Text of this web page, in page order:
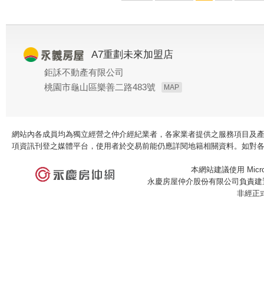
A7重劃未來加盟店
鉅訸不動產有限公司
桃園市龜山區樂善二路483號
MAP
網站內各成員均為獨立經營之仲介經紀業者，各家業者提供之服務項目
項資訊刊登之媒體平台，使用者於交易前能仍應詳閱地籍相關資料。如對
本網站建議使用
永慶房屋仲介股份有限公司負責
非經正